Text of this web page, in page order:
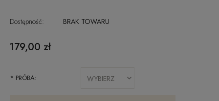
Dostępność: BRAK TOWARU
179,00 zł
* PRÓBA: